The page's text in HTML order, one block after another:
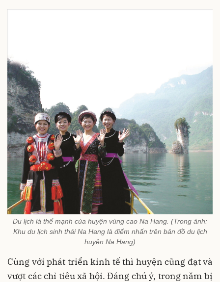
Du lịch là thế mạnh của huyện vùng cao Na Hang. (Trong ảnh:
Khu du lịch sinh thái Na Hang là điểm nhấn trên bản đồ du lịch
huyện Na Hang)
Cùng với phát triển kinh tế thì huyện cũng đạt và
vượt các chỉ tiêu xã hội. Đáng chú ý, trong năm bị